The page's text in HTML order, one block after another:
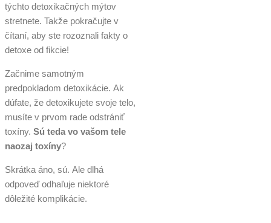
týchto detoxikačných mýtov
stretnete. Takže pokračujte v
čítaní, aby ste rozoznali fakty o
detoxe od fikcie!
Začnime samotným
predpokladom detoxikácie. Ak
dúfate, že detoxikujete svoje telo,
musíte v prvom rade odstrániť
toxíny. Sú teda vo vašom tele
naozaj toxíny?
Skrátka áno, sú. Ale dlhá
odpoveď odhaľuje niektoré
dôležité komplikácie.